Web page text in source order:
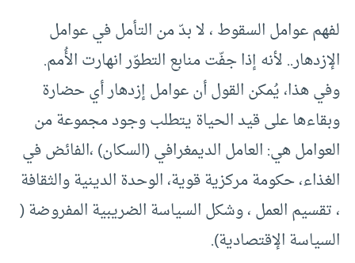
لفهم عوامل السقوط ، لا بدّ من التأمل في عوامل
الإزدهار.. لأنه إذا جفّت منابع التطوّر انهارت الأُمم.
وفي هذا، يُمكن القول أن عوامل إزدهار أي حضارة
وبقاءها على قيد الحياة يتطلب وجود مجموعة من
العوامل هي: العامل الديمغرافي (السكان) ،الفائض في
الغذاء، حكومة مركزية قوية، الوحدة الدينية والثقافة
، تقسيم العمل ، وشكل السياسة الضريبية المفروضة (
السياسة الإقتصادية).